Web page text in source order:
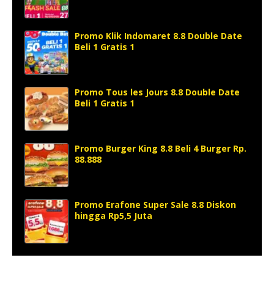
Promo Klik Indomaret 8.8 Double Date
Beli 1 Gratis 1
Promo Tous les Jours 8.8 Double Date
Beli 1 Gratis 1
Promo Burger King 8.8 Beli 4 Burger Rp.
88.888
Promo Erafone Super Sale 8.8 Diskon
hingga Rp5,5 Juta